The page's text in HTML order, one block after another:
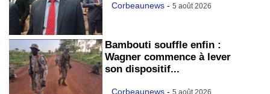
Corbeaunews - 5 août 2026
Bambouti souffle enfin :
Wagner commence à lever
son dispositif...
Corbeaunews -